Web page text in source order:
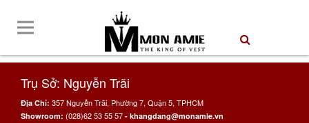
Trụ Sở: Nguyễn Trãi
Địa Chỉ: 357 Nguyễn Trãi, Phường 7, Quận 5, TPHCM
Showroom: (028)62 53 55 57 - khangdang@monamie.vn